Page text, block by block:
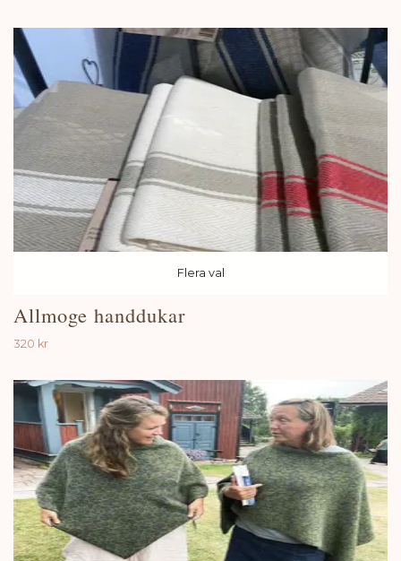
Flera val
Allmoge handdukar
320 kr